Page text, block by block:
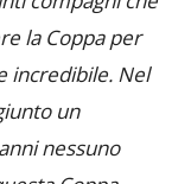
la Coppa per
Nel
un
nessuno
Coppa